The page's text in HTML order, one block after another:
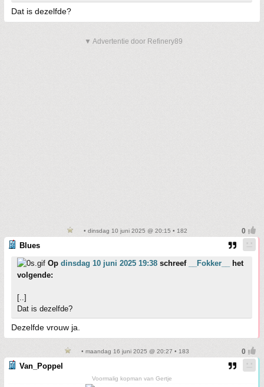
Dat is dezelfde?
▼ Advertentie door Refinery89
• dinsdag 10 juni 2025 @ 20:15 • 182
Blues
Op dinsdag 10 juni 2025 19:38 schreef __Fokker__
het
volgende:
[..]
Dat is dezelfde?
Dezelfde vrouw ja.
• maandag 16 juni 2025 @ 20:27 • 183
Van_Poppel
Voormalig kopman van Gertje